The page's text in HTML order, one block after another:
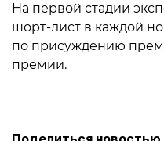
На первой стадии
шорт-лист в каждой
по присуждению
премии.